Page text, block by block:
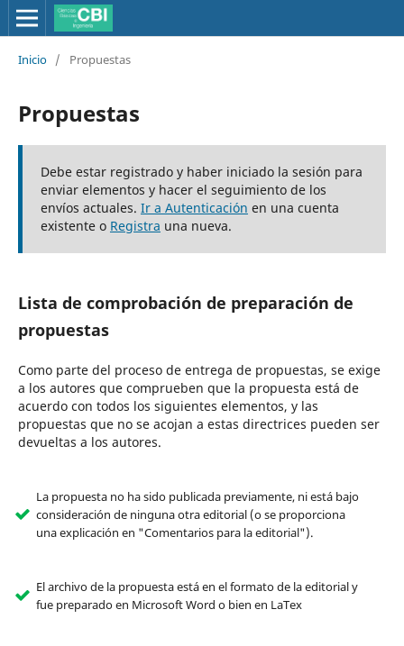
Inicio / Propuestas
Propuestas
Debe estar registrado y haber iniciado la sesión para
enviar elementos y hacer el seguimiento de los
envíos actuales. Ir a Autenticación en una cuenta
existente o Registra una nueva.
Lista de comprobación de preparación de
propuestas
Como parte del proceso de entrega de propuestas, se exige
a los autores que comprueben que la propuesta está de
acuerdo con todos los siguientes elementos, y las
propuestas que no se acojan a estas directrices pueden ser
devueltas a los autores.
La propuesta no ha sido publicada previamente, ni está bajo
consideración de ninguna otra editorial (o se proporciona
una explicación en "Comentarios para la editorial").
El archivo de la propuesta está en el formato de la editorial y
fue preparado en Microsoft Word o bien en LaTex